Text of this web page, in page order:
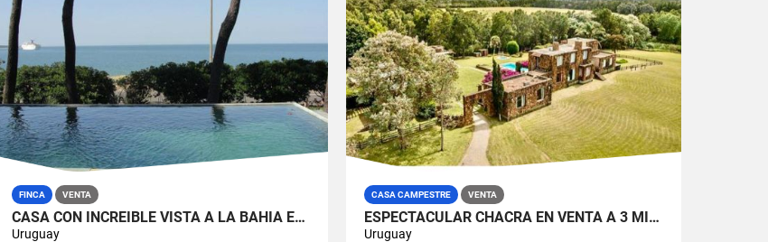
FINCA VENTA
CASA CON INCREIBLE VISTA A LA BAHIA EN PINARES
Uruguay
CASA CAMPESTRE VENTA
ESPECTACULAR CHACRA EN VENTA A 3 MINUTOS DE LA PLAYA
Uruguay